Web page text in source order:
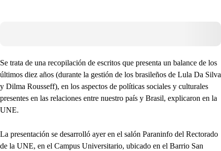
Se trata de una recopilación de escritos que presenta un balance de los
últimos diez años (durante la gestión de los brasileños de Lula Da Silva
y Dilma Rousseff), en los aspectos de políticas sociales y culturales
presentes en las relaciones entre nuestro país y Brasil, explicaron en la
UNE.
La presentación se desarrolló ayer en el salón Paraninfo del Rectorado
de la UNE, en el Campus Universitario, ubicado en el Barrio San